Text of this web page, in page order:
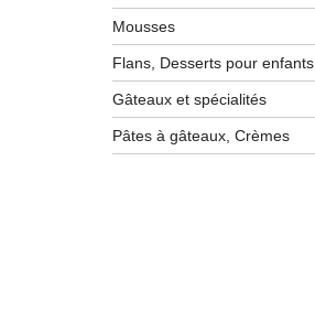
Mousses
Flans, Desserts pour enfants
Gâteaux et spécialités
Pâtes à gâteaux, Crèmes